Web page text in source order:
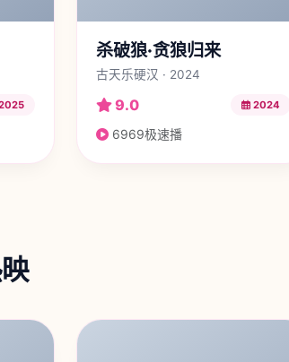
杀破狼·贪狼归来
古天乐硬汉 · 2024
9.0 2024
6969极速播